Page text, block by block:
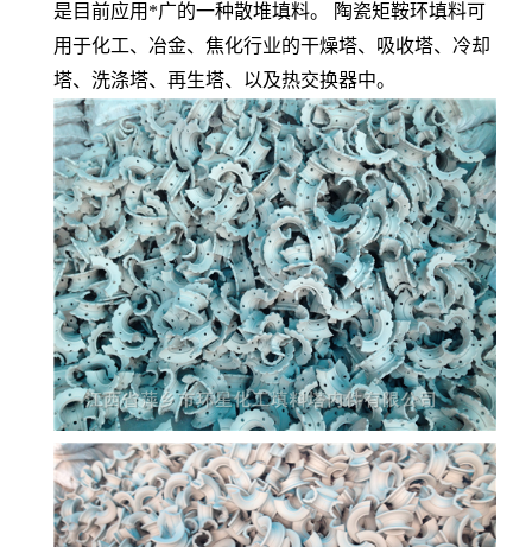
是目前应用*广的一种散堆填料。 陶瓷矩鞍环填料可
用于化工、冶金、焦化行业的干燥塔、吸收塔、冷却
塔、洗涤塔、再生塔、以及热交换器中。